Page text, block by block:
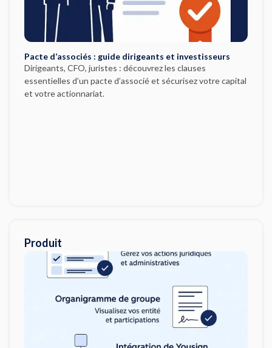
Pacte d’associés : guide dirigeants et investisseurs
Dirigeants, CFO, juristes : découvrez les clauses
essentielles d’un pacte d’associé et sécurisez votre capital
et votre actionnariat.
Produit